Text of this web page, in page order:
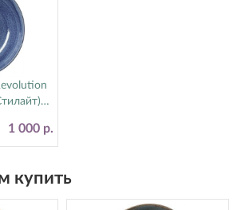
1 000 р.
купить